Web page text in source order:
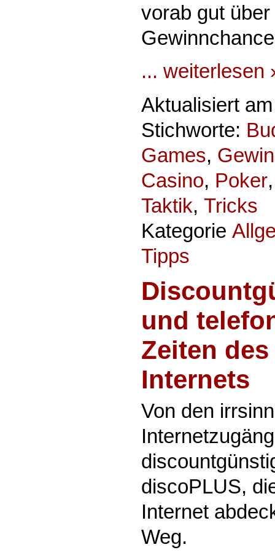
vorab gut
... weiterlesen
Aktualisiert
Stichworte:
Games,
Casino, Poker
Taktik, Tricks
Kategorie
Tipps
und
Zeiten
Internets
Von den
discoPLUS,
Internet
Weg.